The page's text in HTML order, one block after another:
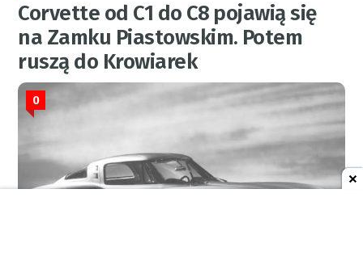
Corvette od C1 do C8 pojawią się
na Zamku Piastowskim. Potem
ruszą do Krowiarek
0